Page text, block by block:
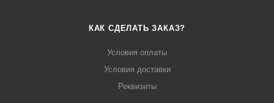
КАК СДЕЛАТЬ ЗАКАЗ?
Условия оплаты
Условия доставки
Реквизиты